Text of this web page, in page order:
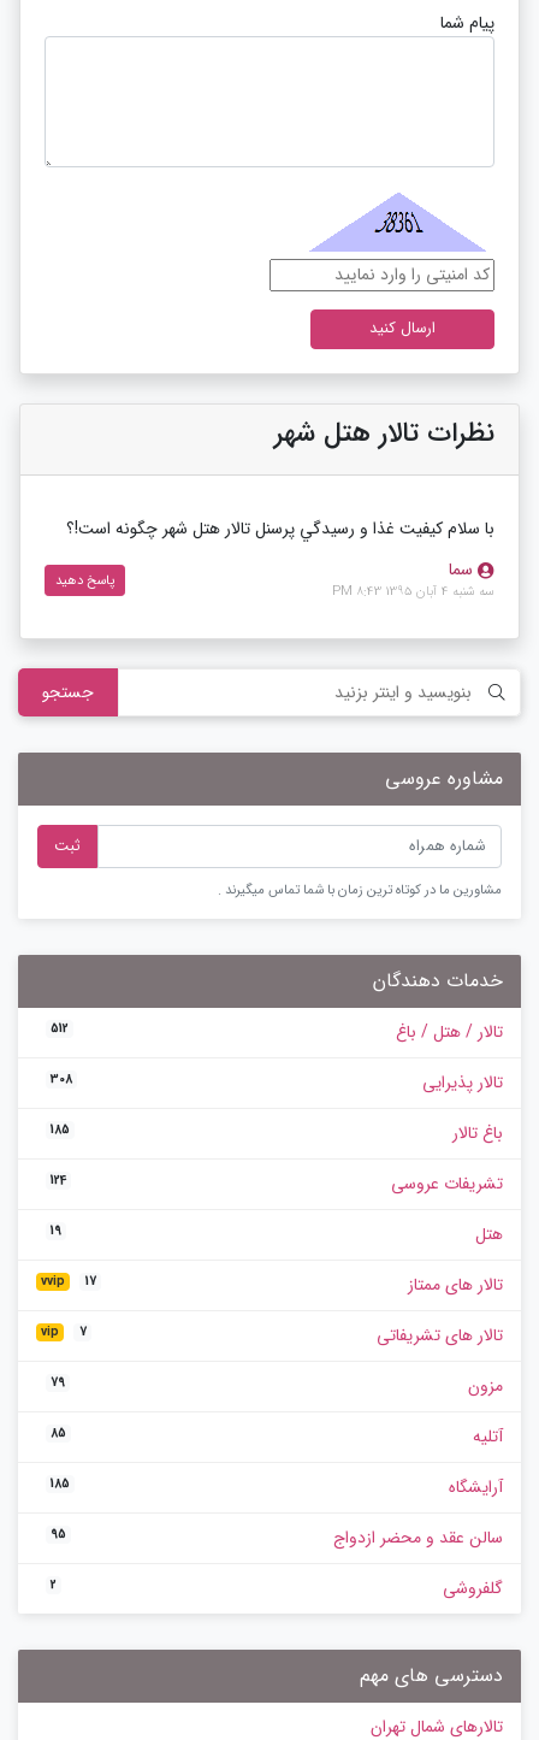
پیام شما
نظرات تالار هتل شهر
با سلام كيفيت غذا و رسيدگي پرسنل تالار هتل شهر چگونه است!؟
سما
سه شنبه 4 آبان 1395 8:43 PM
پاسخ دهید
جستجو
مشاوره عروسی
ثبت
مشاورین ما در کوتاه ترین زمان با شما تماس میگیرند .
خدمات دهندگان
تالار / هتل / باغ 512
تالار پذیرایی 308
باغ تالار 185
تشریفات عروسی 124
هتل 19
تالار های ممتاز vvip 17
تالار های تشریفاتی vip 7
مزون 79
آتلیه 85
آرایشگاه 185
سالن عقد و محضر ازدواج 95
گلفروشی 2
دسترسی های مهم
تالارهای شمال تهران